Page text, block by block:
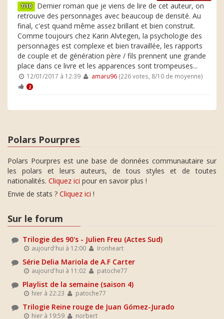
7/10 Dernier roman que je viens de lire de cet auteur, on
retrouve des personnages avec beaucoup de densité. Au
final, c'est quand même assez brillant et bien construit.
Comme toujours chez Karin Alvtegen, la psychologie des
personnages est complexe et bien travaillée, les rapports
de couple et de génération père / fils prennent une grande
place dans ce livre et les apparences sont trompeuses...
12/01/2017 à 12:39 amaru96(226 votes, 8/10 de moyenne)
2
Polars Pourpres
Polars Pourpres est une base de données communautaire sur
les polars et leurs auteurs, de tous styles et de toutes
nationalités. Cliquez ici pour en savoir plus !
Envie de stats ? Cliquez ici !
Sur le forum
Trilogie des 90's - Julien Freu (Actes Sud)
aujourd'hui à 12:00 Ironheart
Série Delia Mariola de A.F Carter
aujourd'hui à 11:02 patoche77
Playlist de la semaine (saison 4)
hier à 22:23 patoche77
Trilogie Reine rouge de Juan Gómez-Jurado
hier à 19:59 norbert